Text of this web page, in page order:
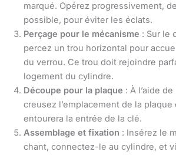
marqué. Opérez progressivement,
possible, pour éviter les éclats.
Perçage pour le mécanisme : Sur le
percez un trou horizontal pour
du verrou. Ce trou doit rejoindre
logement du cylindre.
Découpe pour la plaque : À l’aide
creusez l’emplacement de la
entourera la entrée de la clé.
Assemblage et fixation : Insérez le
chant, connectez-le au cylindre, et